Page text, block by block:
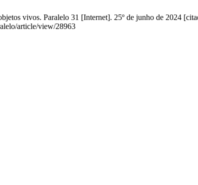
vivos. Paralelo 31 [Internet]. 25º de junho de 2024
article/view/28963